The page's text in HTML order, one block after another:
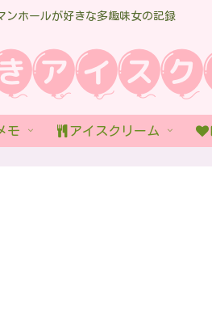
ンホールが好きな多趣味女の記録
モ アイスクリーム